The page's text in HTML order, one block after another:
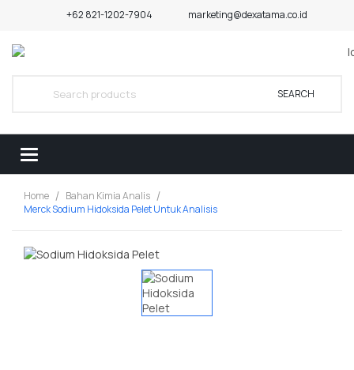
+62 821-1202-7904 marketing@dexatama.co.id
SEARCH
Home
Bahan Kimia Analis
Merck Sodium Hidoksida Pelet Untuk Analisis